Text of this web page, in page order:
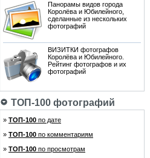
Панорамы видов города
Королёва и Юбилейного,
сделанные из нескольких
фотографий
ВИЗИТКИ фотографов
Королёва и Юбилейного.
Рейтинг фотографов и их
фотографий
ТОП-100 фотографий
» ТОП-100 по дате
» ТОП-100 по комментариям
» ТОП-100 по просмотрам